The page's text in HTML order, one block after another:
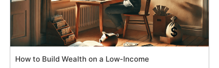
How to Build Wealth on a Low-Income